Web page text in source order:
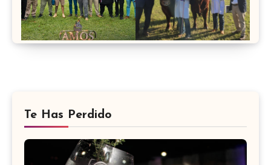
Te Has Perdido